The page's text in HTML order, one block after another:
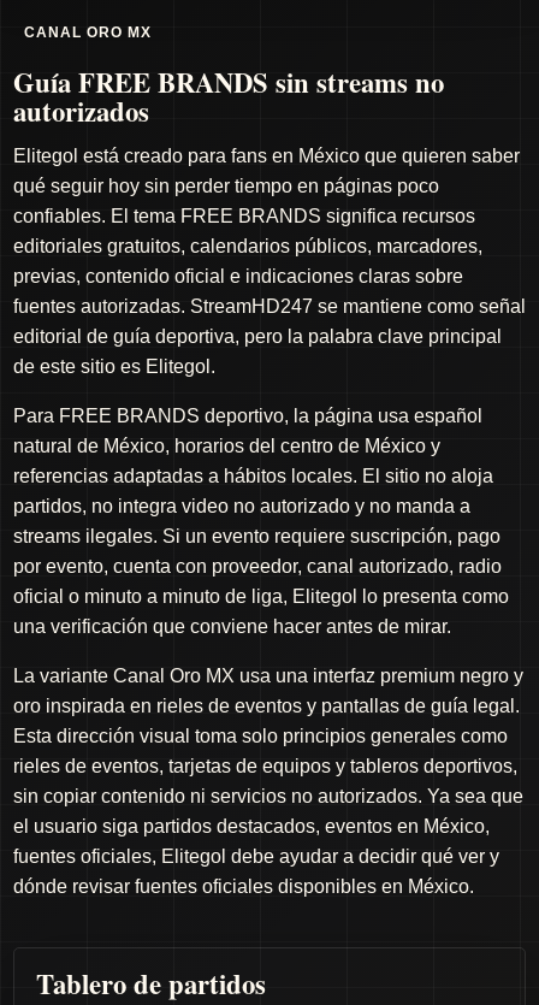
CANAL ORO MX
Guía FREE BRANDS sin streams no
autorizados
Elitegol está creado para fans en México que quieren saber
qué seguir hoy sin perder tiempo en páginas poco
confiables. El tema FREE BRANDS significa recursos
editoriales gratuitos, calendarios públicos, marcadores,
previas, contenido oficial e indicaciones claras sobre
fuentes autorizadas. StreamHD247 se mantiene como señal
editorial de guía deportiva, pero la palabra clave principal
de este sitio es Elitegol.
Para FREE BRANDS deportivo, la página usa español
natural de México, horarios del centro de México y
referencias adaptadas a hábitos locales. El sitio no aloja
partidos, no integra video no autorizado y no manda a
streams ilegales. Si un evento requiere suscripción, pago
por evento, cuenta con proveedor, canal autorizado, radio
oficial o minuto a minuto de liga, Elitegol lo presenta como
una verificación que conviene hacer antes de mirar.
La variante Canal Oro MX usa una interfaz premium negro y
oro inspirada en rieles de eventos y pantallas de guía legal.
Esta dirección visual toma solo principios generales como
rieles de eventos, tarjetas de equipos y tableros deportivos,
sin copiar contenido ni servicios no autorizados. Ya sea que
el usuario siga partidos destacados, eventos en México,
fuentes oficiales, Elitegol debe ayudar a decidir qué ver y
dónde revisar fuentes oficiales disponibles en México.
Tablero de partidos